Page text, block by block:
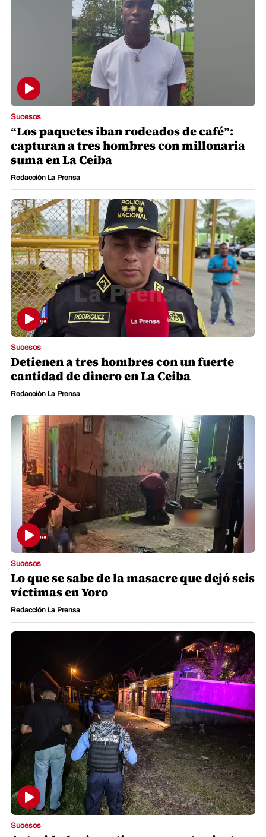
Sucesos
“Los paquetes iban rodeados de café”:
capturan a tres hombres con millonaria
suma en La Ceiba
Redacción La Prensa
Sucesos
Detienen a tres hombres con un fuerte
cantidad de dinero en La Ceiba
Redacción La Prensa
Sucesos
Lo que se sabe de la masacre que dejó seis
víctimas en Yoro
Redacción La Prensa
Sucesos